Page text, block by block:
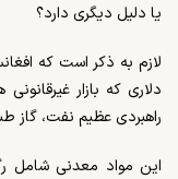
یا دلیل دیگری دارد؟
لازم به ذکر است که
دلاری که بازار
راهبردی عظیم نفت، گاز
این مواد معدنی شامل